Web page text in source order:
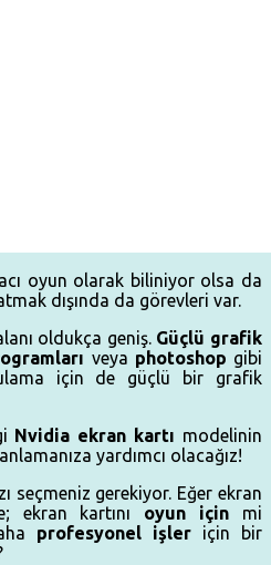
oyun olarak biliniyor olsa da
dışında da görevleri var.
oldukça geniş. Güçlü grafik
veya photoshop gibi
için de güçlü bir grafik
Nvidia ekran kartı modelinin
yardımcı olacağız!
seçmeniz gerekiyor. Eğer ekran
ekran kartını oyun için mi
profesyonel işler için bir